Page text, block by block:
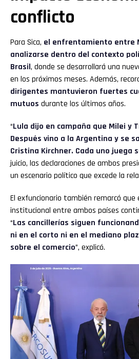
conflicto
Para Sica, el enfrentamiento entre
analizarse dentro del contexto
Brasil, donde se desarrollará una
en los próximos meses. Además,
dirigentes mantuvieron fuertes
mutuos durante los últimos años.
“Lula dijo en campaña que Milei y
Después vino a la Argentina y se
Cristina Kirchner. Cada uno juega
juicio, las declaraciones de ambos
un escenario político que excede la
El exfuncionario también remarcó
institucional entre ambos países
“Las cancillerías siguen
ni en el corto ni en el mediano
sobre el comercio”, explicó.